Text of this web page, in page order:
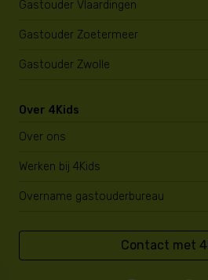
Gastouder Vlaardingen
Gastouder Zoetermeer
Gastouder Zwolle
Over 4Kids
Over ons
Werken bij 4Kids
Overname gastouderbureau
Contact met